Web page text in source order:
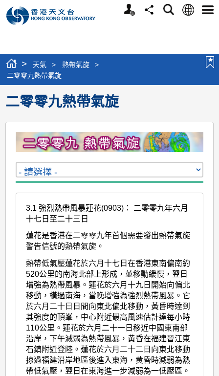
個
分
搜
語
選
> 天氣 > 熱帶氣旋
>
二零零九熱帶氣旋
二零零九熱帶氣旋
3.1 強烈熱帶風暴蓮花(0903)： 二零零九年六月
十七日至二十三日
蓮花是香港在二零零九年首個需要發出熱帶氣旋
警告信號的熱帶氣旋。
熱帶低氣壓蓮花於六月十七日在香港東南偏南約
520公里的南海北部上形成，並移動緩慢，翌日
增強為熱帶風暴。蓮花於六月十九日開始向偏北
移動，橫過南海，當晚增強為強烈熱帶風暴。它
於六月二十日日間向東北偏北移動，黃昏時達到
其強度的頂峯，中心附近最高風速估計達每小時
110公里。蓮花於六月二十一日移近中國東南部
沿岸，下午減弱為熱帶風暴，黄昏在福建晉江東
石鎮附近登陸。蓮花於六月二十二日向東北移動
掠過福建沿岸地區後進入東海，黄昏時減弱為熱
帶低氣壓，翌日在東海進一步減弱為一低壓區。